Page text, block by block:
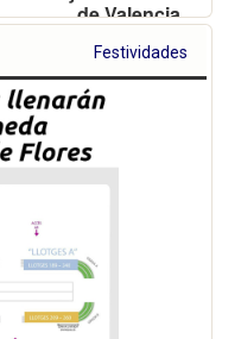
de Valencia
Festividades